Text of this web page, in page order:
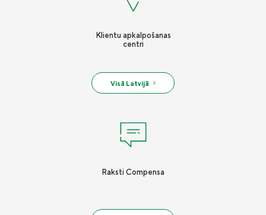
Klientu apkalpošanas
centri
Visā Latvijā
Raksti Compensa